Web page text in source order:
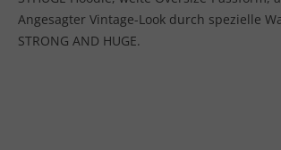
Angesagter Vintage-Look durch spezielle
STRONG AND HUGE.